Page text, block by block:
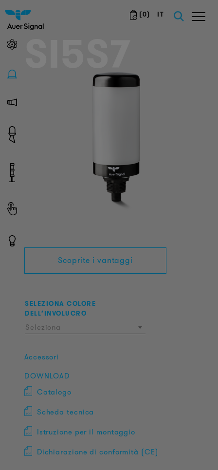
(0) IT
Scoprite i vantaggi
SELEZIONA COLORE
DELL’INVOLUCRO
Seleziona
Accessori
DOWNLOAD
Catalogo
Scheda tecnica
Istruzione per il montaggio
Dichiarazione di conformità (CE)